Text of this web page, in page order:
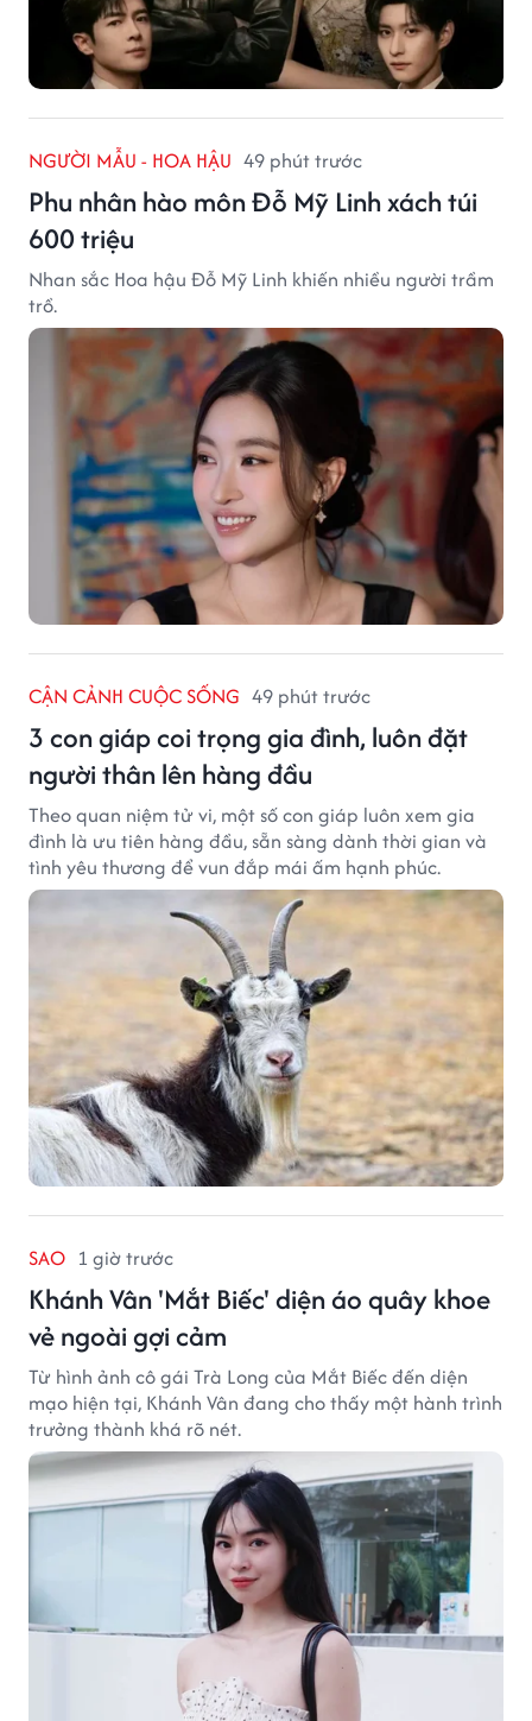
NGƯỜI MẪU - HOA HẬU 49 phút trước
Phu nhân hào môn Đỗ Mỹ Linh xách túi
600 triệu
Nhan sắc Hoa hậu Đỗ Mỹ Linh khiến nhiều người trầm
trồ.
CẬN CẢNH CUỘC SỐNG 49 phút trước
3 con giáp coi trọng gia đình, luôn đặt
người thân lên hàng đầu
Theo quan niệm tử vi, một số con giáp luôn xem gia
đình là ưu tiên hàng đầu, sẵn sàng dành thời gian và
tình yêu thương để vun đắp mái ấm hạnh phúc.
SAO 1 giờ trước
Khánh Vân 'Mắt Biếc' diện áo quây khoe
vẻ ngoài gợi cảm
Từ hình ảnh cô gái Trà Long của Mắt Biếc đến diện
mạo hiện tại, Khánh Vân đang cho thấy một hành trình
trưởng thành khá rõ nét.